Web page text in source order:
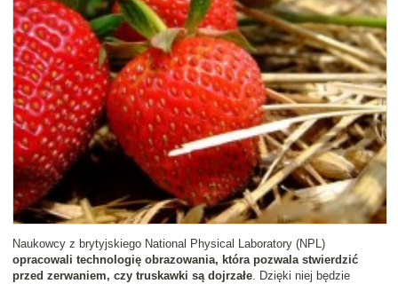
Naukowcy z brytyjskiego National Physical Laboratory (NPL)
opracowali technologię obrazowania, która pozwala stwierdzić
przed zerwaniem, czy truskawki są dojrzałe. Dzięki niej będzie